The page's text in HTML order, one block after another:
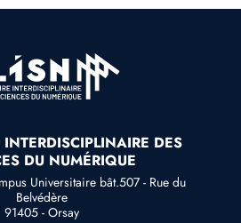
INTERDISCIPLINAIRE DES
DU NUMÉRIQUE
Universitaire bât.507 - Rue du
Belvédère
91405 - Orsay